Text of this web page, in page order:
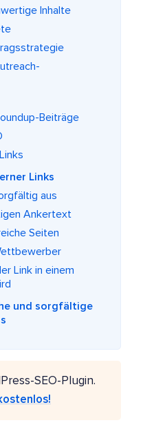
Inhalte
Beiträge
Links
aus
Ankertext
Seiten
Link in einem
und sorgfältige
SEO-Plugin.